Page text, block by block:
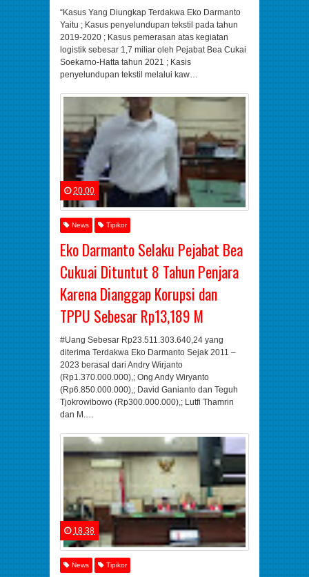
“Kasus Yang Diungkap Terdakwa Eko Darmanto
Yaitu ; Kasus penyelundupan tekstil pada tahun
2019-2020 ; Kasus pemerasan atas kegiatan
logistik sebesar 1,7 miliar oleh Pejabat Bea Cukai
Soekarno-Hatta tahun 2021 ; Kasis
penyelundupan tekstil melalui kaw…
20.00
News Tipikor
Eko Darmanto Selaku Pejabat Bea
Cukuai Dituntut 8 Tahun Penjara
Karena Dianggap Korupsi dan
TPPU Sebesar Rp13,189 M
#Uang Sebesar Rp23.511.303.640,24 yang
diterima Terdakwa Eko Darmanto Sejak 2011 –
2023 berasal dari Andry Wirjanto
(Rp1.370.000.000),; Ong Andy Wiryanto
(Rp6.850.000.000),; David Ganianto dan Teguh
Tjokrowibowo (Rp300.000.000),; Lutfi Thamrin
dan M.…
18.38
News Tipikor